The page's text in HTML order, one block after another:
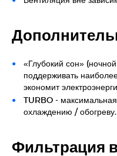
«Глубокий сон»
поддерживать
экономит
TURBO -
охлаждению / обогреву.
Фильтрация